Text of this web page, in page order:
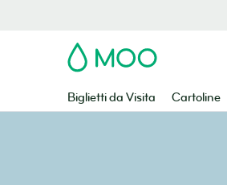
MOO
Biglietti da Visita Cartoline